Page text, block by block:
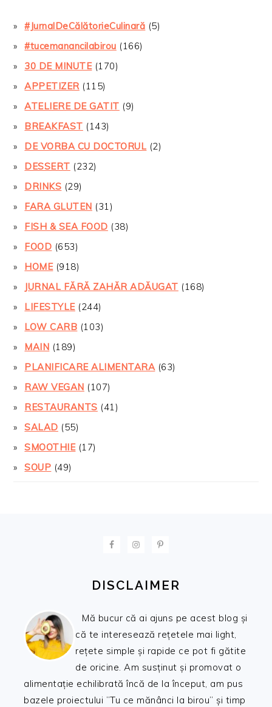
#JurnalDeCălătorieCulinară (5)
#tucemanancilabirou (166)
30 DE MINUTE(170)
APPETIZER(115)
ATELIERE DE GATIT (9)
BREAKFAST (143)
DE VORBA CU DOCTORUL (2)
DESSERT (232)
DRINKS (29)
FARA GLUTEN (31)
FISH & SEA FOOD (38)
FOOD (653)
HOME(918)
JURNAL FĂRĂ ZAHĂR ADĂUGAT (168)
LIFESTYLE(244)
LOW CARB (103)
MAIN (189)
PLANIFICARE ALIMENTARA(63)
RAW VEGAN (107)
RESTAURANTS (41)
SALAD (55)
SMOOTHIE(17)
SOUP (49)
DISCLAIMER
Mă bucur că ai ajuns pe acest blog și
că te interesează rețetele mai light,
rețete simple și rapide ce pot fi gătite
de oricine. Am susținut și promovat o
alimentație echilibrată încă de la început, am pus
bazele proiectului ”Tu ce mănânci la birou” și timp